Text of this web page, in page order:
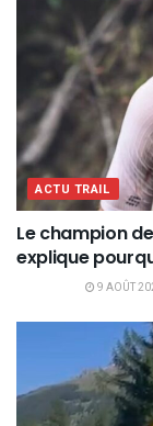
ACTU TRAIL
Le champion
explique
9 AOÛT